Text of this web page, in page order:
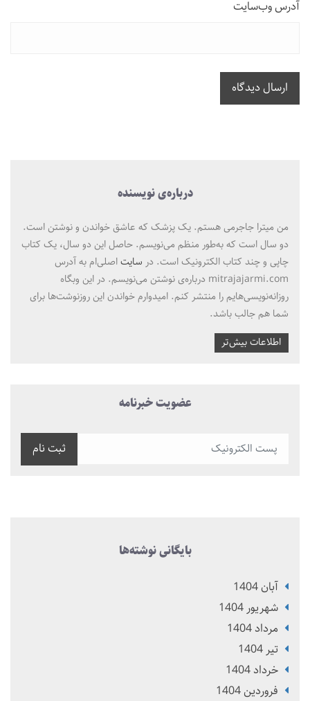
آدرس وب‌سایت
ارسال دیدگاه
درباره‌ی نویسنده
من میترا جاجرمی هستم. یک پزشک که عاشق خواندن و نوشتن است.
دو سال است که به‌طور منظم می‌نویسم. حاصل این دو سال، یک کتاب
چاپی و چند کتاب الکترونیک است. در سایتاصلی‌ام به آدرس
mitrajajarmi.com درباره‌ی نوشتن می‌نویسم. در این وبگاه
روزانه‌نویسی‌هایم را منتشر کنم. امیدوارم خواندن این روزنوشت‌ها برای
شما هم جالب باشد.
اطلاعات بیش‌تر
عضویت خبرنامه
ثبت نام
بایگانی نوشته‌ها
آبان 1404
شهریور 1404
مرداد 1404
تير 1404
خرداد 1404
فروردین 1404